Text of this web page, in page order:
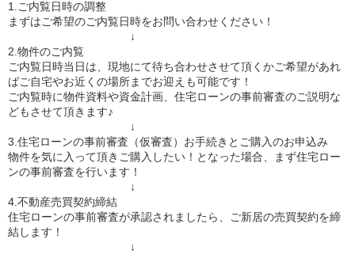
1.ご内覧日時の調整
まずはご希望のご内覧日時をお問い合わせください！
↓
2.物件のご内覧
ご内覧日時当日は、現地にて待ち合わせさせて頂くかご希望があれ
ばご自宅やお近くの場所までお迎えも可能です！
ご内覧時に物件資料や資金計画、住宅ローンの事前審査のご説明な
どもさせて頂きます♪
↓
3.住宅ローンの事前審査（仮審査）お手続きとご購入のお申込み
物件を気に入って頂きご購入したい！となった場合、まず住宅ロー
ンの事前審査を行います！
↓
4.不動産売買契約締結
住宅ローンの事前審査が承認されましたら、ご新居の売買契約を締
結します！
↓